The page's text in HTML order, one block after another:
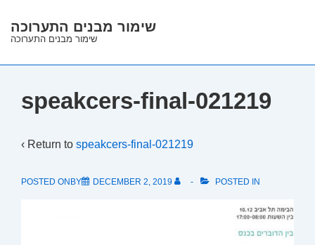
Skip
Main
שימור מבנים התערוכה
שימור מבנים התערוכה
speakcers-final-021219
‹ Return to speakcers-final-021219
POSTED ONBY DECEMBER 2, 2019 POSTED IN